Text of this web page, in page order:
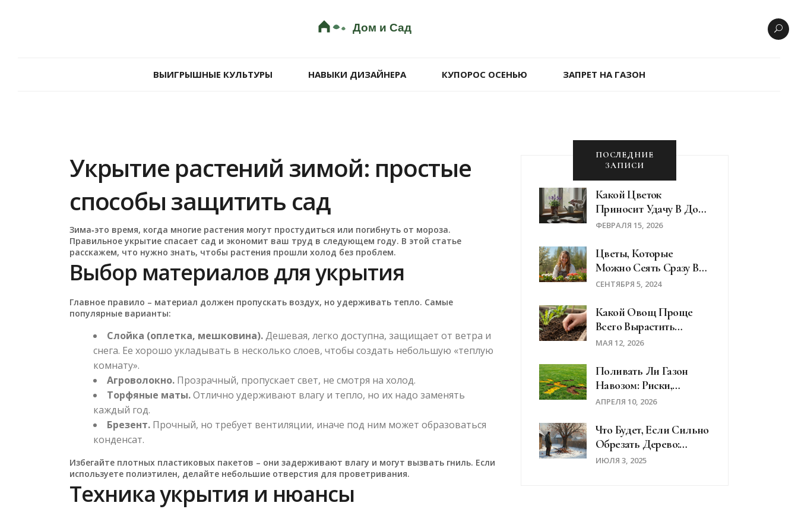
ВЫИГРЫШНЫЕ КУЛЬТУРЫ НАВЫКИ ДИЗАЙНЕРА КУПОРОС ОСЕНЬЮ ЗАПРЕТ НА ГАЗОН
Укрытие растений зимой: простые
способы защитить сад
Зима‑это время, когда многие растения могут простудиться или погибнуть от мороза.
Правильное укрытие спасает сад и экономит ваш труд в следующем году. В этой статье
расскажем, что нужно знать, чтобы растения прошли холод без проблем.
Выбор материалов для укрытия
Главное правило – материал должен пропускать воздух, но удерживать тепло. Самые
популярные варианты:
Слойка (оплетка, мешковина).Дешевая, легко доступна, защищает от ветра и
снега. Ее хорошо укладывать в несколько слоев, чтобы создать небольшую «теплую
комнату».
Агроволокно. Прозрачный, пропускает свет, не смотря на холод.
Торфяные маты.Отлично удерживают влагу и тепло, но их надо заменять
каждый год.
Брезент. Прочный, но требует вентиляции, иначе под ним может образоваться
конденсат.
Избегайте плотных пластиковых пакетов – они задерживают влагу и могут вызвать гниль. Если
используете полиэтилен, делайте небольшие отверстия для проветривания.
Техника укрытия и нюансы
ПОСЛЕДНИЕ
ЗАПИСИ
Какой Цветок
Приносит Удачу В Дом:
Проверенные Растения
ФЕВРАЛЯ 15, 2026
Цветы, Которые
Можно Сеять Сразу В
Открытый Грунт:
Рекомендации
СЕНТЯБРЯ 5, 2024
Какой Овощ Проще
Всего Вырастить
Новичку: Топ-5
Культур Для Дачи И
Дома
МАЯ 12, 2026
Поливать Ли Газон
Навозом: Риски,
Правила И Лучшие
АПРЕЛЯ 10, 2026
Что Будет, Если Сильно
Обрезать Дерево:
Последствия, Советы,
ИЮЛЯ 3, 2025